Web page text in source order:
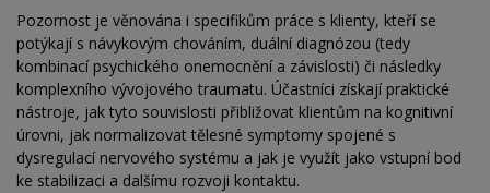
Pozornost je věnována i specifikům práce s klienty, kteří se
potýkají s návykovým chováním, duální diagnózou (tedy
kombinací psychického onemocnění a závislosti) či následky
komplexního vývojového traumatu. Účastníci získají praktické
nástroje, jak tyto souvislosti přibližovat klientům na kognitivní
úrovni, jak normalizovat tělesné symptomy spojené s
dysregulací nervového systému a jak je využít jako vstupní bod
ke stabilizaci a dalšímu rozvoji kontaktu.